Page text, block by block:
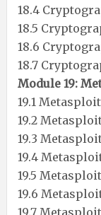
18.4
18.5
18.6
18.7
Module 19:
19.1
19.2
19.3
19.4
19.5
19.6
19.7